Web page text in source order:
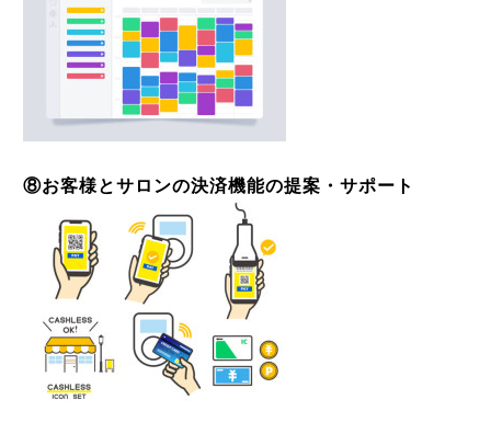
⑧お客様とサロンの決済機能の提案・サポート